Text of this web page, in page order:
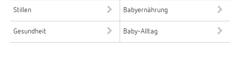
Stillen Babyernährung
Gesundheit Baby-Alltag